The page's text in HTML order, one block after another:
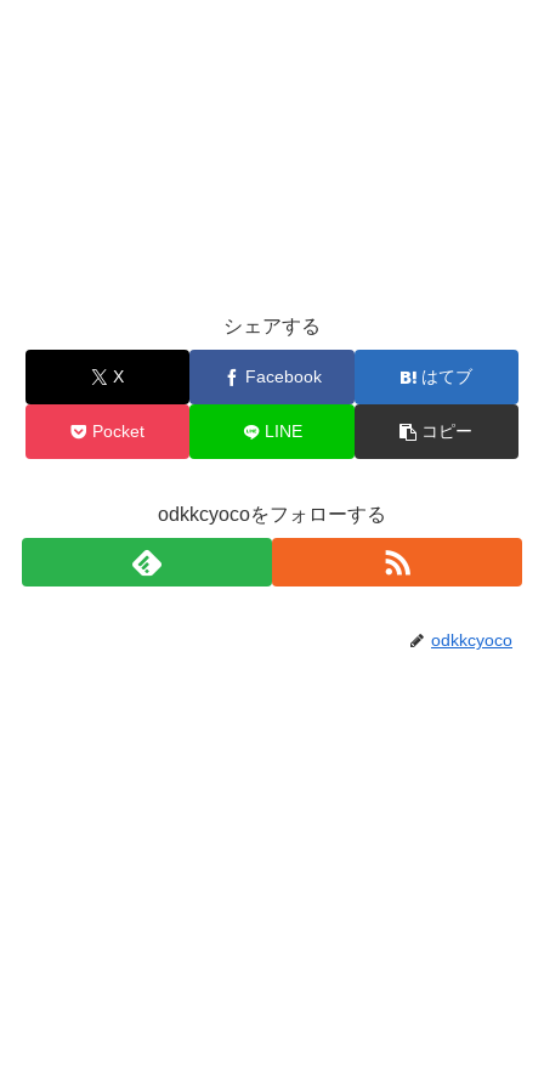
シェアする
X Facebook はてブ
Pocket LINE コピー
odkkcyocoをフォローする
odkkcyoco